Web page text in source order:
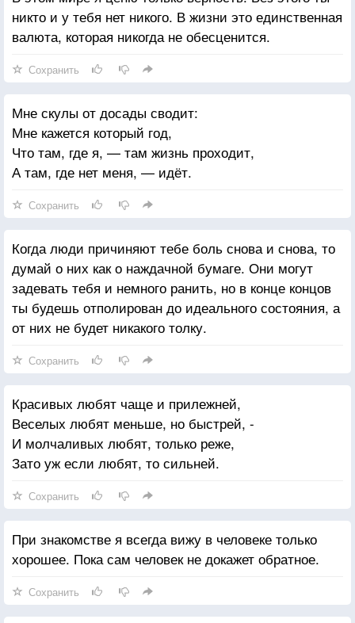
никто и у тебя нет никого. В жизни это единственная
валюта, которая никогда не обесценится.
Сохранить
Мне скулы от досады сводит:
Мне кажется который год,
Что там, где я, — там жизнь проходит,
А там, где нет меня, — идёт.
Сохранить
Когда люди причиняют тебе боль снова и снова, то
думай о них как о наждачной бумаге. Они могут
задевать тебя и немного ранить, но в конце концов
ты будешь отполирован до идеального состояния, а
от них не будет никакого толку.
Сохранить
Красивых любят чаще и прилежней,
Веселых любят меньше, но быстрей, -
И молчаливых любят, только реже,
Зато уж если любят, то сильней.
Сохранить
При знакомстве я всегда вижу в человеке только
хорошее. Пока сам человек не докажет обратное.
Сохранить